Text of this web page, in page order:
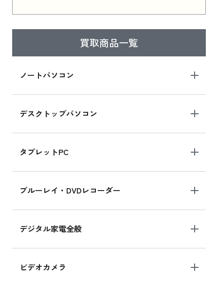
買取商品一覧
ノートパソコン
デスクトップパソコン
タブレットPC
ブルーレイ・DVDレコーダー
デジタル家電全般
ビデオカメラ
はこちら
ら
iPad mini シリーズ 2024
iPad mini 8.3インチ の新品買取価格
iPhone 16 シリーズ
iPhone 16 の新品買取価格
iPad Air 11インチ シリーズ
iPad Air 11インチ の新品買取価格